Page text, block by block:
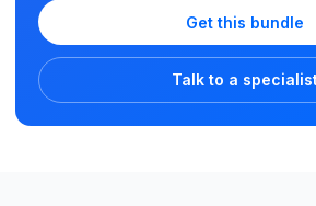
Get this bundle
Talk to a